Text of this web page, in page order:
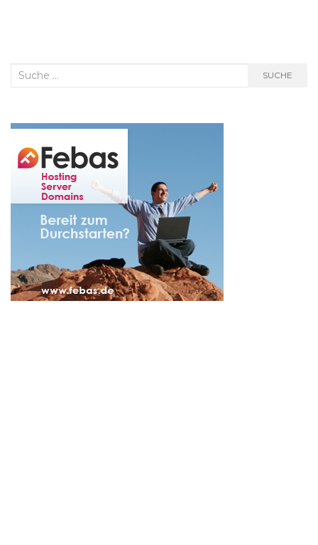
Suche
SUCHE